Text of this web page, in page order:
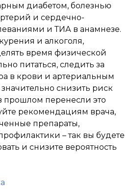
диабетом, болезнью
и сердечно-
и ТИА в анамнезе.
и алкоголя,
время физической
питаться, следить за
в крови и артериальным
снизить риск
прошлом перенесли это
рекомендациям врача,
препараты,
– так вы будете
и снизите вероятность